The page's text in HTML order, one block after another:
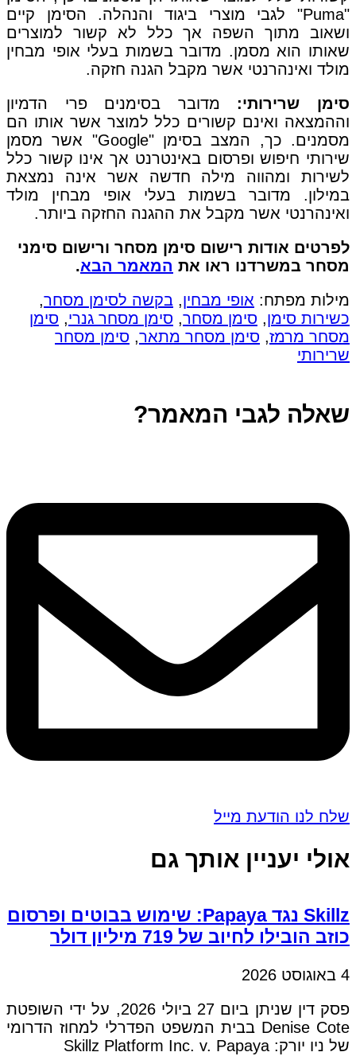
"Puma" לגבי מוצרי ביגוד והנהלה. הסימן קיים
ושאוב מתוך השפה אך כלל לא קשור למוצרים
שאותו הוא מסמן. מדובר בשמות בעלי אופי מבחין
מולד ואינהרנטי אשר מקבל הגנה חזקה.
סימן שרירותי: מדובר בסימנים פרי הדמיון
וההמצאה ואינם קשורים כלל למוצר אשר אותו הם
מסמנים. כך, המצב בסימן "Google" אשר מסמן
שירותי חיפוש ופרסום באינטרנט אך אינו קשור כלל
לשירות ומהווה מילה חדשה אשר אינה נמצאת
במילון. מדובר בשמות בעלי אופי מבחין מולד
ואינהרנטי אשר מקבל את ההגנה החזקה ביותר.
לפרטים אודות רישום סימן מסחר ורישום סימני
מסחר במשרדנו ראו את המאמר הבא.
מילות מפתח: אופי מבחין, בקשה לסימן מסחר,
כשירות סימן, סימן מסחר, סימן מסחר גנרי, סימן
מסחר מרמז, סימן מסחר מתאר, סימן מסחר
שרירותי
שאלה לגבי המאמר?
שלח לנו הודעת מייל
אולי יעניין אותך גם
Skillz נגד Papaya: שימוש בבוטים ופרסום
כוזב הובילו לחיוב של 719 מיליון דולר
4 באוגוסט 2026
פסק דין שניתן ביום 27 ביולי 2026, על ידי השופטת
Denise Cote בבית המשפט הפדרלי למחוז הדרומי
של ניו יורק: Skillz Platform Inc. v. Papaya